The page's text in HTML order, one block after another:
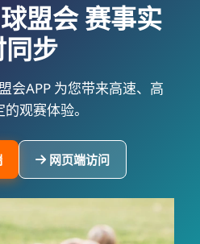
球盟会赛事实
同步
会APP 为您带来高速、高
观赛体验。
网页端访问